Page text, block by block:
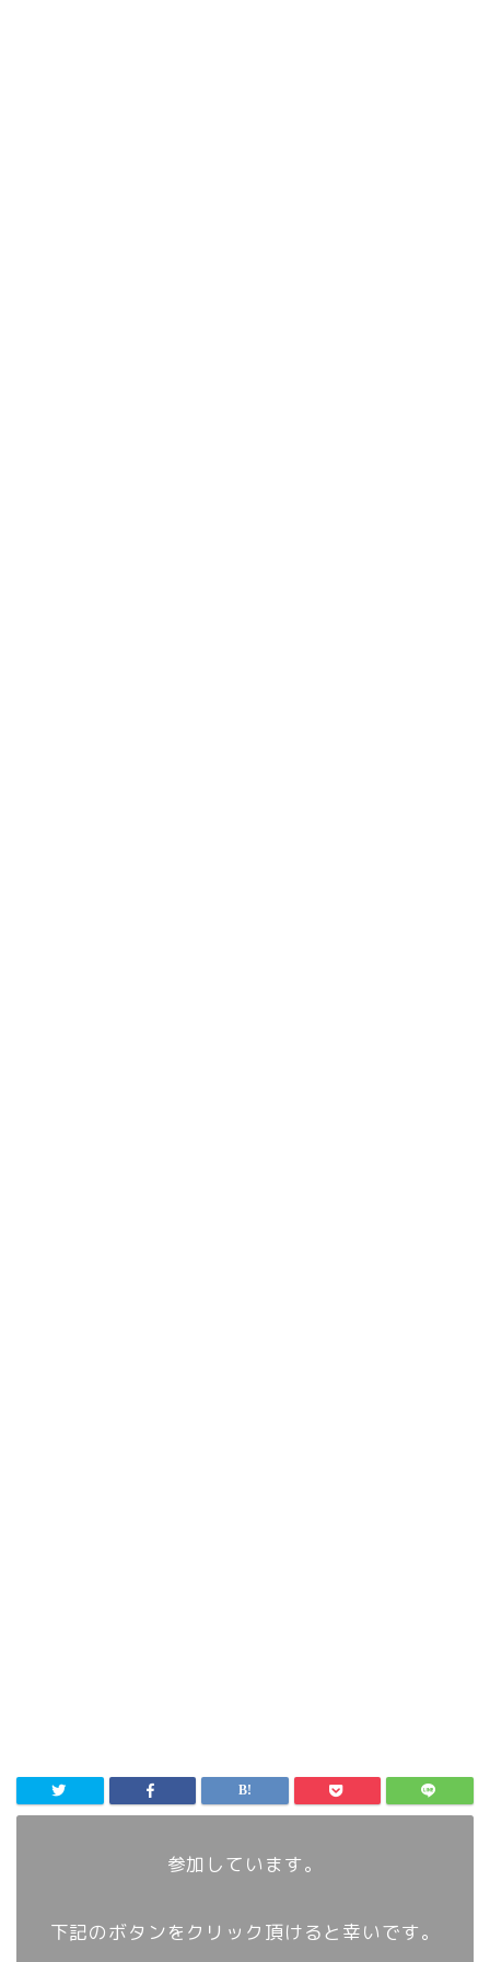
参加しています。
下記のボタンをクリック頂けると幸いです。